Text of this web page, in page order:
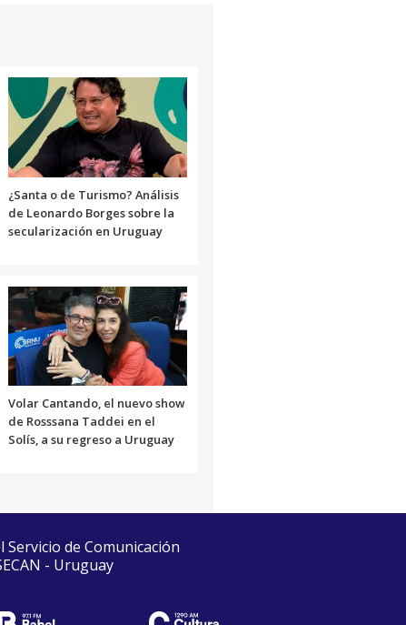
aumentar
o
disminuir
el
volumen.
¿Santa o de Turismo? Análisis
de Leonardo Borges sobre la
secularización en Uruguay
Volar Cantando, el nuevo show
de Rosssana Taddei en el
Solís, a su regreso a Uruguay
de Comunicación
- Uruguay